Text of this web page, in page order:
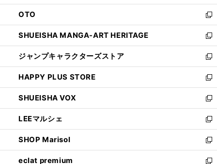
ウ
で
開
く
ン
ド
ウ
で
開
く
OTO
新
し
い
ウ
ィ
ン
ド
ウ
で
開
く
SHUEISHA MANGA-ART HERITAGE
新
し
い
ウ
ィ
ン
ド
ウ
で
開
く
ジャンプキャラクターズストア
新
し
い
ウ
ィ
ン
ド
ウ
で
開
く
HAPPY PLUS STORE
新
し
い
ウ
ィ
ン
ド
ウ
で
SHUEISHA VOX
新
し
い
ウ
ィ
ン
ド
LEEマルシェ
新
し
い
ウ
ィ
SHOP Marisol
新
し
い
eclat premium